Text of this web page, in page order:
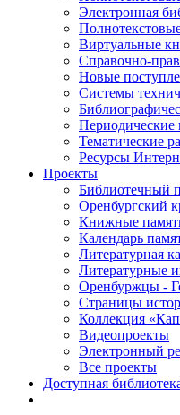
Электронная
Виртуальные
Справочно-
Новые
Cистемы
Периодические
Тематические
Ресурсы
Проекты
Библиотечный
Оренбургский
Книжные
Календарь
Литературная
Литературные
Оренбуржцы -
Страницы
Коллекция
Видеопроекты
Электронный
Все проекты
Доступная